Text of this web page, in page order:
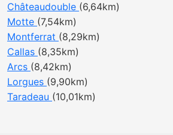
Châteaudouble (6,64km)
Motte (7,54km)
Montferrat (8,29km)
Callas (8,35km)
Arcs (8,42km)
Lorgues (9,90km)
Taradeau (10,01km)